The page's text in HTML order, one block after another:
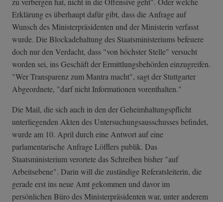
Erklärung es überhaupt dafür gibt, dass die Anfrage auf
Wunsch des Ministerpräsidenten und der Ministerin verfasst
wurde. Die Blockadehaltung des Staatsministeriums befeuere
doch nur den Verdacht, dass "von höchster Stelle" versucht
worden sei, ins Geschäft der Ermittlungsbehörden einzugreifen.
"Wer Transparenz zum Mantra macht", sagt der Stuttgarter
Abgeordnete, "darf nicht Informationen vorenthalten."
Die Mail, die sich auch in den der Geheimhaltungspflicht
unterliegenden Akten des Untersuchungsausschusses befindet,
wurde am 10. April durch eine Antwort auf eine
parlamentarische Anfrage Löfflers publik. Das
Staatsministerium verortete das Schreiben bisher "auf
Arbeitsebene". Darin will die zuständige Referatsleiterin, die
gerade erst ins neue Amt gekommen und davor im
persönlichen Büro des Ministerpräsidenten war, unter anderem